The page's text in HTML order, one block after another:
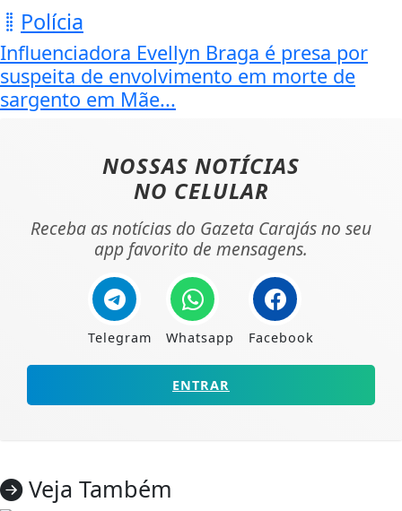
Polícia
Influenciadora Evellyn Braga é presa por
suspeita de envolvimento em morte de
sargento em Mãe...
NOSSAS NOTÍCIAS
NO CELULAR
Receba as notícias do Gazeta Carajás no seu
app favorito de mensagens.
Telegram Whatsapp Facebook
ENTRAR
Veja Também